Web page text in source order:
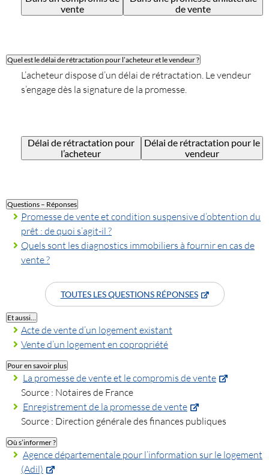
vente
de vente
Quel est le délai de rétractation pour l’acheteur et le vendeur ?
L’acheteur dispose d’un délai de rétractation. Le vendeur
s’engage dès la signature de la promesse.
Délai de rétractation pour
l’acheteur
Délai de rétractation pour le
vendeur
Questions – Réponses
Promesse de vente et condition suspensive d’obtention du
prêt : de quoi s’agit-il ?
Quels sont les diagnostics immobiliers à fournir en cas de
vente ?
TOUTES LES QUESTIONS RÉPONSES
Et aussi…
Acte de vente d’un logement existant
Vente d’un logement en copropriété
Pour en savoir plus
La promesse de vente et le compromis de vente
Source : Notaires de France
Enregistrement de la promesse de vente
Source : Direction générale des finances publiques
Où s’informer ?
Agence départementale pour l’information sur le logement
(Adil)